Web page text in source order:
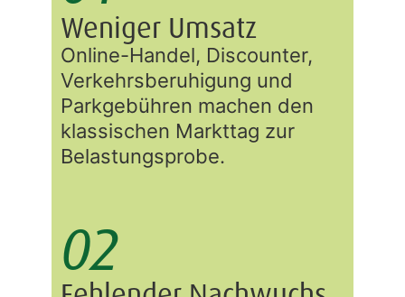
Weniger Umsatz
Online-Handel, Discounter,
Verkehrsberuhigung und
Parkgebühren machen den
klassischen Markttag zur
Belastungsprobe.
02